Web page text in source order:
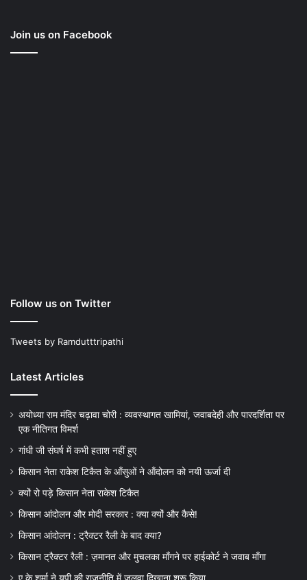
Join us on Facebook
Follow us on Twitter
Tweets by Ramdutttripathi
Latest Articles
अयोध्या राम मंदिर चढ़ावा चोरी : व्यवस्थागत खामियां, जवाबदेही और पारदर्शिता पर
एक नीतिगत विमर्श
गांधी जी संघर्ष में कभी हताश नहीं हुए
किसान नेता राकेश टिकैत के आँसुओं ने ऑंदोलन को नयी ऊर्जा दी
क्यों रो पड़े किसान नेता राकेश टिकैत
किसान आंदोलन और मोदी सरकार : क्या क्यों और कैसे!
किसान आंदोलन : ट्रैक्टर रैली के बाद क्या?
किसान ट्रैक्टर रैली : ज़मानत और मुचलका माँगने पर हाईकोर्ट ने जवाब माँगा